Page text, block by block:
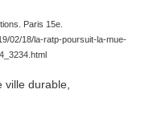
Paris 15e.
02/18/la-ratp-poursuit-la-mue-
durable,